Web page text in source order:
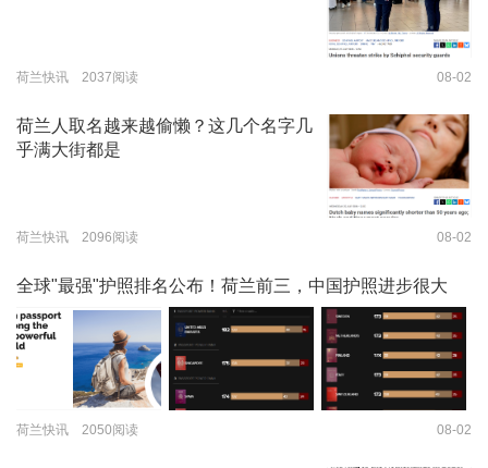
荷兰快讯 2037阅读 08-02
荷兰人取名越来越偷懒？这几个名字几
乎满大街都是
荷兰快讯 2096阅读 08-02
全球"最强"护照排名公布！荷兰前三，中国护照进步很大
荷兰快讯 2050阅读 08-02